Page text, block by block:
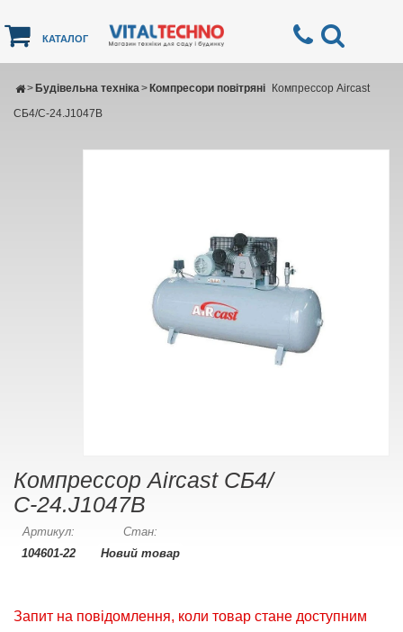
КАТАЛОГ
Будівельна техніка
> Компресори повітряні
>
Компрессор Aircast
СБ4/С-24.J1047B
Компрессор Aircast СБ4/
С-24.J1047B
Артикул:
104601-22
Стан:
Новий товар
Запит на повідомлення, коли товар стане доступним